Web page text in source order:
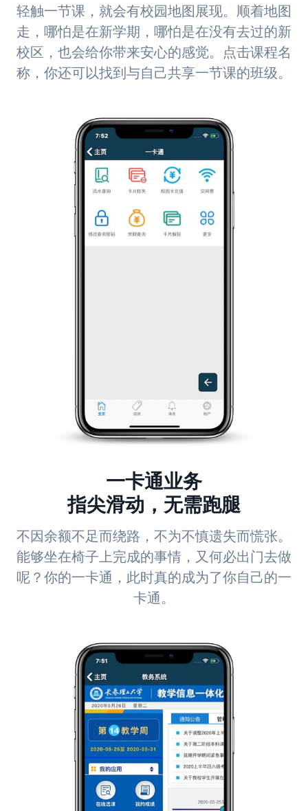
轻触一节课，就会有校园地图展现。顺着地图
走，哪怕是在新学期，哪怕是在没有去过的新
校区，也会给你带来安心的感觉。点击课程名
称，你还可以找到与自己共享一节课的班级。
一卡通业务
指尖滑动，无需跑腿
不因余额不足而绕路，不为不慎遗失而慌张。
能够坐在椅子上完成的事情，又何必出门去做
呢？你的一卡通，此时真的成为了你自己的一
卡通。